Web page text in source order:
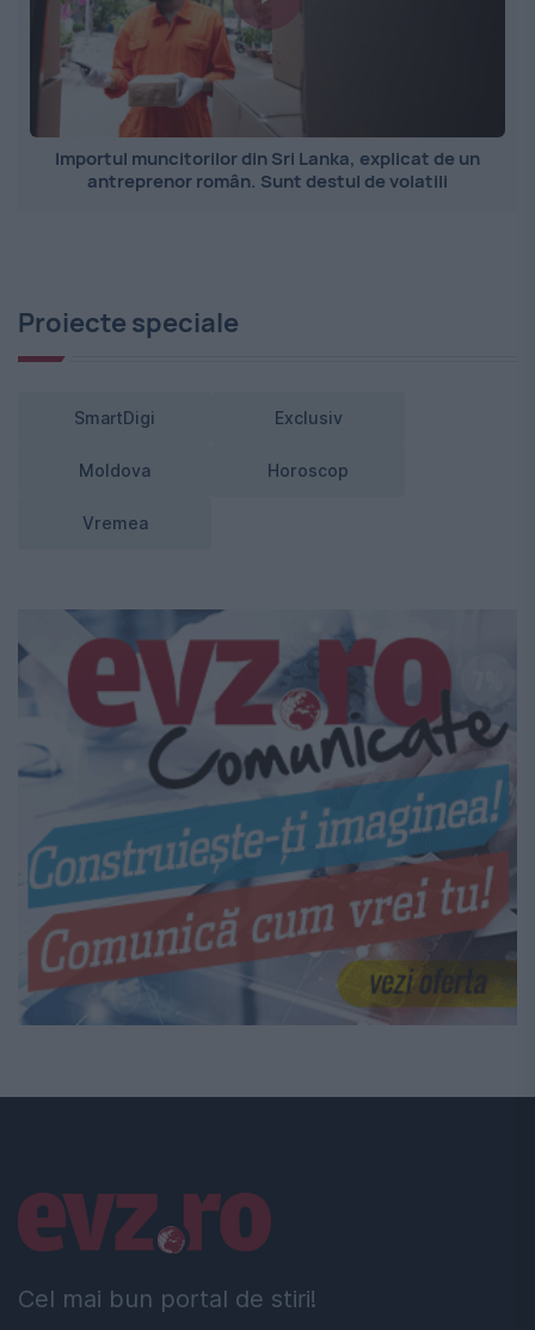
Importul muncitorilor din Sri Lanka, explicat de un
antreprenor român. Sunt destul de volatili
Proiecte speciale
SmartDigi Exclusiv
Moldova Horoscop
Vremea
Cel mai bun portal de stiri!
Linkuri utile